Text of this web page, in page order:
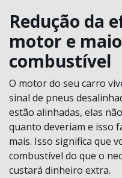
Redução da
motor e
combustível
O motor do seu carro
sinal de pneus
estão alinhadas, elas
quanto deveriam e isso
mais. Isso significa que
combustível do que o
custará dinheiro extra.